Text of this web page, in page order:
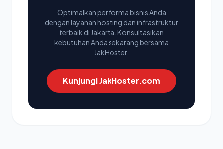
Optimalkan performa bisnis Anda
dengan layanan hosting dan infrastruktur
terbaik di Jakarta. Konsultasikan
kebutuhan Anda sekarang bersama
JakHoster.
Kunjungi JakHoster.com